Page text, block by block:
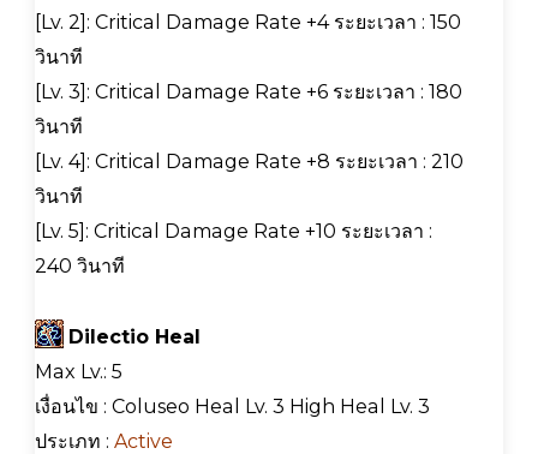
[Lv. 2]: Critical Damage Rate +4 ระยะเวลา : 150
วินาที
[Lv. 3]: Critical Damage Rate +6 ระยะเวลา : 180
วินาที
[Lv. 4]: Critical Damage Rate +8 ระยะเวลา : 210
วินาที
[Lv. 5]: Critical Damage Rate +10 ระยะเวลา :
240 วินาที
Dilectio Heal
Max Lv.: 5
เงื่อนไข : Coluseo Heal Lv. 3 High Heal Lv. 3
ประเภท : Active